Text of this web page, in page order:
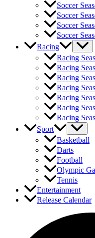
Soccer
Soccer
Soccer
Soccer
Racing
Racing
Racing
Racing
Racing
Racing
Racing
Racing
Sport
Basketball
Darts
Football
Olympic
Tennis
Entertainment
Release Calendar